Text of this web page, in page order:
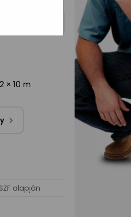
2 × 10 m
alapján